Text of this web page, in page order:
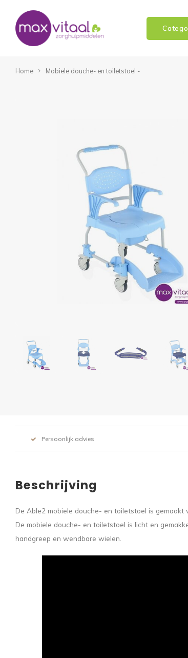
Home Mobiele douche- en toiletstoel -
Persoonlijk advies
Beschrijving
De Able2 mobiele douche- en toiletstoel is gemaakt
De mobiele douche- en toiletstoel is licht en
handgreep en wendbare wielen.